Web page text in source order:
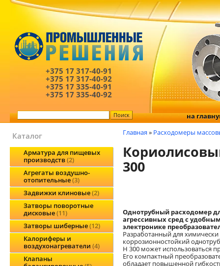
+375 17 317-40-91
+375 17 317-40-92
+375 17 335-40-91
+375 17 335-40-92
на
Каталог
Арматура для пищевых
производств 2
Агрегаты воздушно-
отопительные 3
Задвижки клиновые 2
Затворы поворотные
дисковые 11
Затворы шиберные 12
Калориферы и
воздухонагреватели 4
Клапаны
Главная » Расходомеры
300
Однотрубный расходомер
агрессивных сред с
электронике
Разработанный для
коррозионностойкий
H 300 может использоваться
Его компактный
обладает повышенной